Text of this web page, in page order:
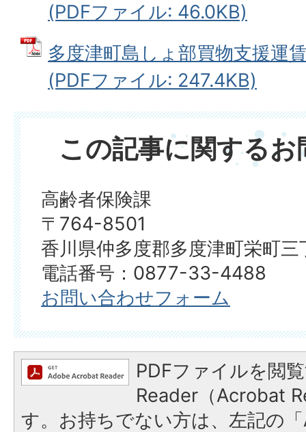
(PDFファイル: 46.0KB)
多度津町島しょ部買物支援運
(PDFファイル: 247.4KB)
この記事に関する
高齢者保険課
〒764-8501
香川県仲多度郡多度津町栄町
電話番号：0877-33-4488
お問い合わせフォーム
PDFファイルを閲
Reader（Acrobat
す。お持ちでない方は、左記の